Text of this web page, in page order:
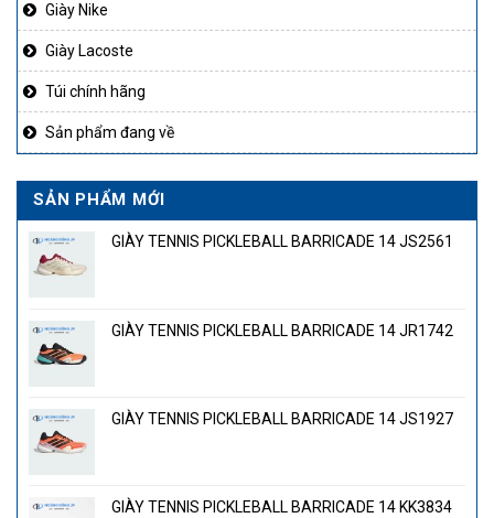
Giày Nike
Giày Lacoste
Túi chính hãng
Sản phẩm đang về
SẢN PHẨM MỚI
GIÀY TENNIS PICKLEBALL BARRICADE 14 JS2561
GIÀY TENNIS PICKLEBALL BARRICADE 14 JR1742
GIÀY TENNIS PICKLEBALL BARRICADE 14 JS1927
GIÀY TENNIS PICKLEBALL BARRICADE 14 KK3834